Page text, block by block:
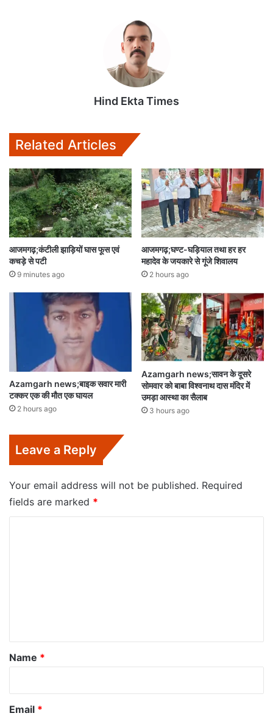
Hind Ekta Times
Related Articles
आजमगढ़;कंटीली झाड़ियों घास फूस एवं
कचड़े से पटी
9 minutes ago
आजमगढ़;घण्ट-घड़ियाल तथा हर हर
महादेव के जयकारे से गूंजे शिवालय
2 hours ago
Azamgarh news;बाइक सवार मारी
टक्कर एक की मौत एक घायल
2 hours ago
Azamgarh news;सावन के दूसरे
सोमवार को बाबा विश्वनाथ दास मंदिर में
उमड़ा आस्था का सैलाब
3 hours ago
Leave a Reply
Your email address will not be published. Required
fields are marked *
*
Name *
Email *